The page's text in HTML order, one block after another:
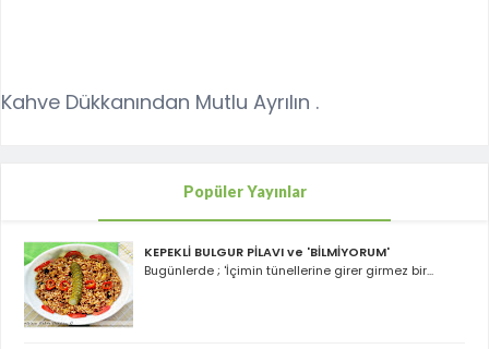
Kahve Dükkanından Mutlu Ayrılın .
Popüler Yayınlar
KEPEKLİ BULGUR PİLAVI ve 'BİLMİYORUM'
Bugünlerde ; 'İçimin tünellerine girer girmez bir...